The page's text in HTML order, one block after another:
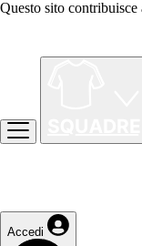
Questo sito contribuisce
Accedi